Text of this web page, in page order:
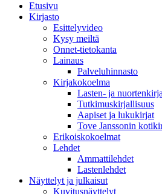
Etusivu
Kirjasto
Esittelyvideo
Kysy meiltä
Onnet-tietokanta
Lainaus
Palveluhinnasto
Kirjakokoelma
Lasten- ja
Tutkimuskirjallisuus
Aapiset ja lukukirjat
Tove Janssonin
Erikoiskokoelmat
Lehdet
Ammattilehdet
Lastenlehdet
Näyttelyt ja julkaisut
Kuvitusnäyttelyt